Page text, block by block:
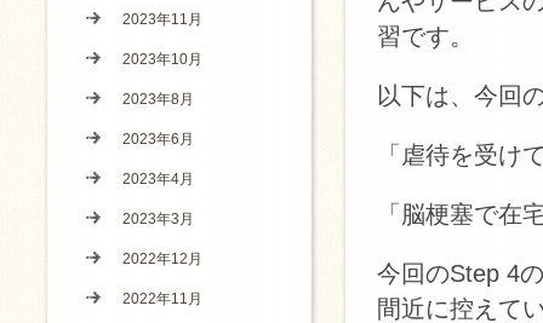
習です。
以下は、今回
「虐待を受け
「脳梗塞で在
今回のStep 4
間近に控えて
2023年11月
2023年10月
2023年8月
2023年6月
2023年4月
2023年3月
2022年12月
2022年11月